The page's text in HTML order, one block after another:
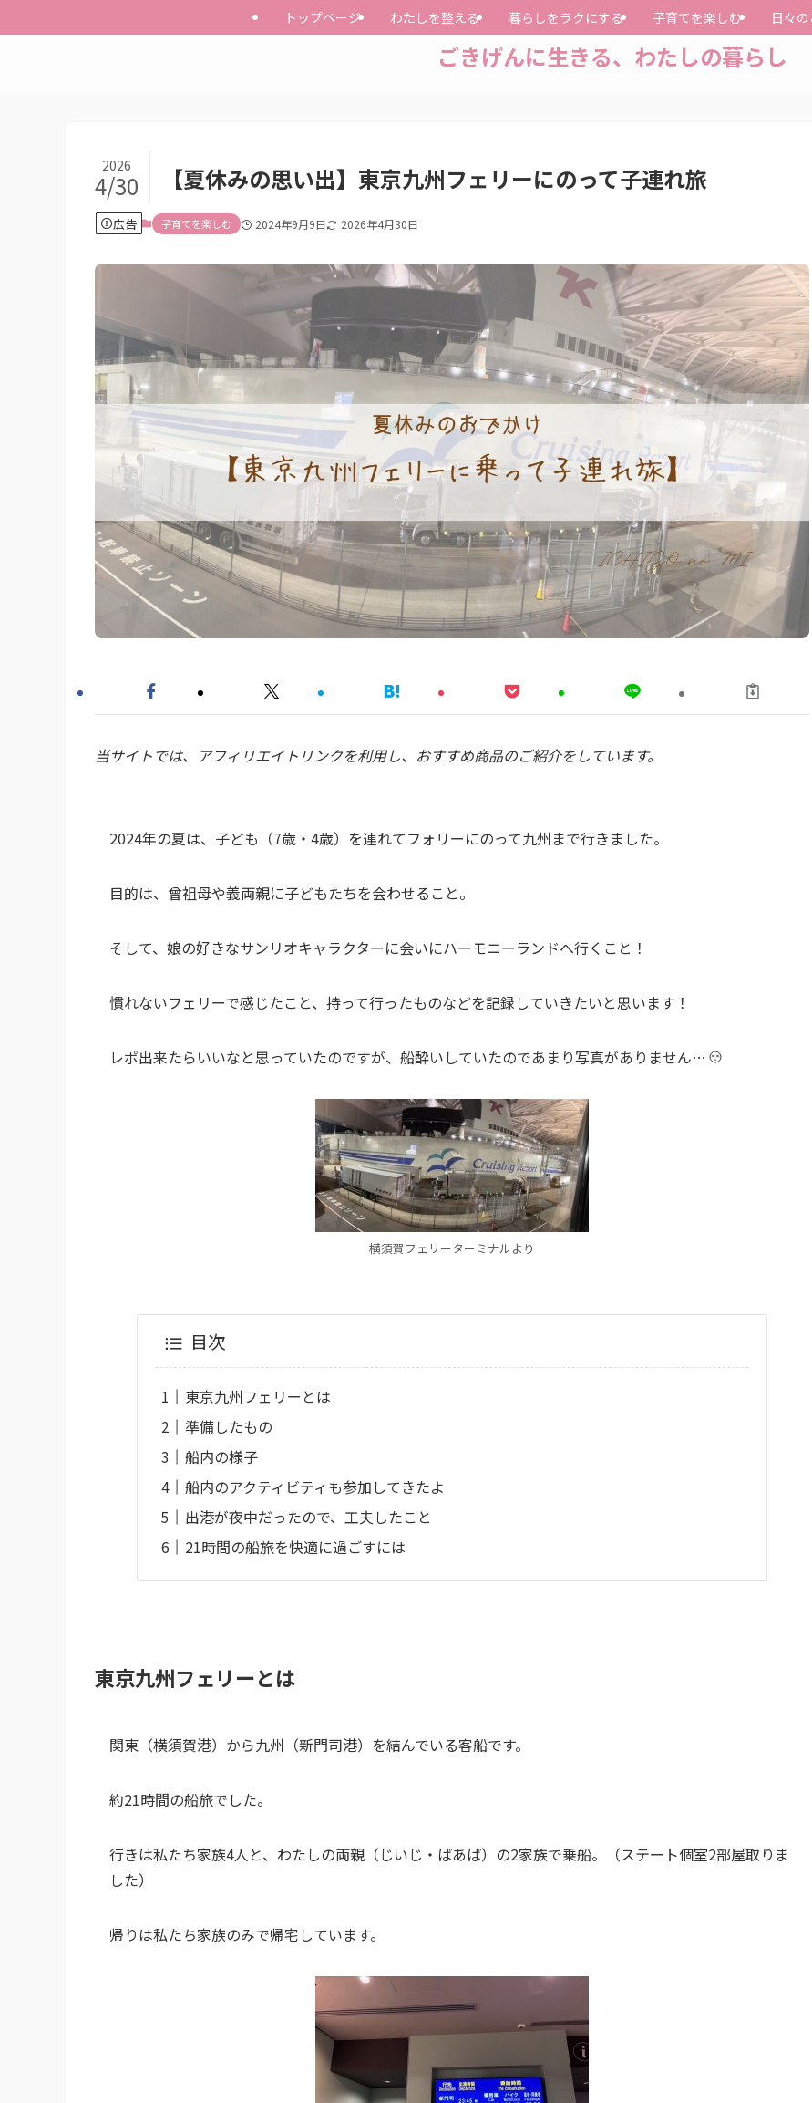
ごきげんに生きる、わたしの暮らし
トップページ わたしを整える 暮らしをラクにする 子育てを楽しむ 日々
【夏休みの思い出】東京九州フェリーにのって子連れ旅
2026
4/30
広告 子育てを楽しむ 2024年9月9日 2026年4月30日
当サイトでは、アフィリエイトリンクを利用し、おすすめ商品のご紹介をしています。
2024年の夏は、子ども（7歳・4歳）を連れてフォリーにのって九州まで行きました。
目的は、曾祖母や義両親に子どもたちを会わせること。
そして、娘の好きなサンリオキャラクターに会いにハーモニーランドへ行くこと！
慣れないフェリーで感じたこと、持って行ったものなどを記録していきたいと思います！
レポ出来たらいいなと思っていたのですが、船酔いしていたのであまり写真がありません…
横須賀フェリーターミナルより
目次
東京九州フェリーとは
準備したもの
船内の様子
船内のアクティビティも参加してきたよ
出港が夜中だったので、工夫したこと
21時間の船旅を快適に過ごすには
東京九州フェリーとは
関東（横須賀港）から九州（新門司港）を結んでいる客船です。
約21時間の船旅でした。
行きは私たち家族4人と、わたしの両親（じいじ・ばあば）の2家族で乗船。（ステート個室2部屋取りま
した）
帰りは私たち家族のみで帰宅しています。